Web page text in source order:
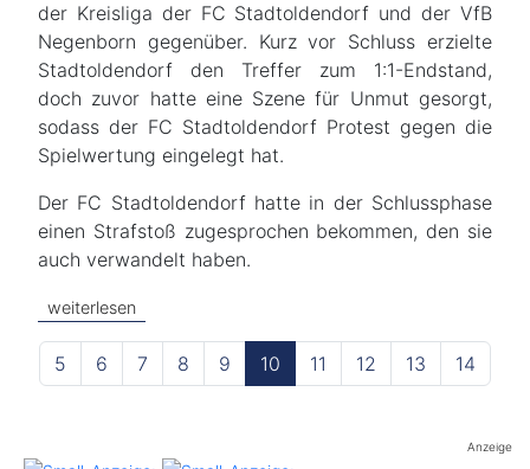
der Kreisliga der FC Stadtoldendorf und der VfB
Negenborn gegenüber. Kurz vor Schluss erzielte
Stadtoldendorf den Treffer zum 1:1-Endstand,
doch zuvor hatte eine Szene für Unmut gesorgt,
sodass der FC Stadtoldendorf Protest gegen die
Spielwertung eingelegt hat.
Der FC Stadtoldendorf hatte in der Schlussphase
einen Strafstoß zugesprochen bekommen, den sie
auch verwandelt haben.
weiterlesen
5 6 7 8 9 10 11 12 13 14
Anzeige